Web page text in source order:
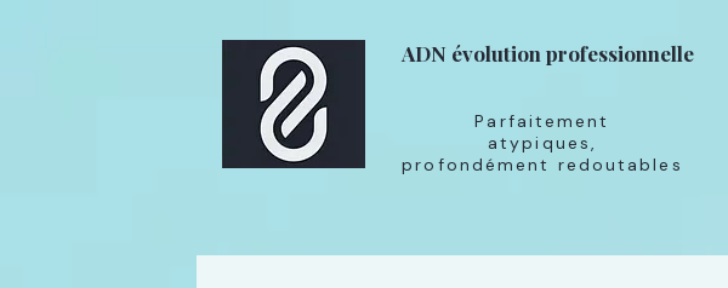
ADN évolution professionnelle
Parfaitement
atypiques,
profondément redoutables